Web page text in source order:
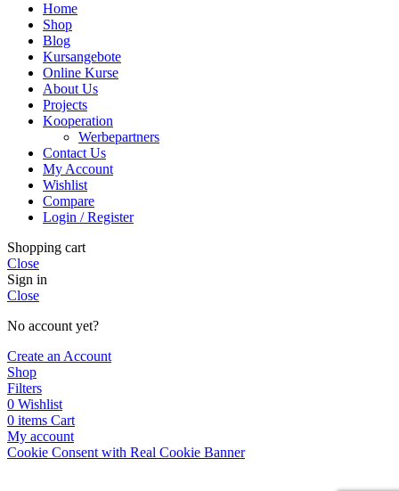
Home
Shop
Blog
Kursangebote
Online Kurse
About Us
Projects
Kooperation
Werbepartners
Contact Us
My Account
Wishlist
Compare
Login / Register
Shopping cart
Close
Sign in
Close
No account yet?
Create an Account
Shop
Filters
0 Wishlist
0 items Cart
My account
Cookie Consent with Real Cookie Banner